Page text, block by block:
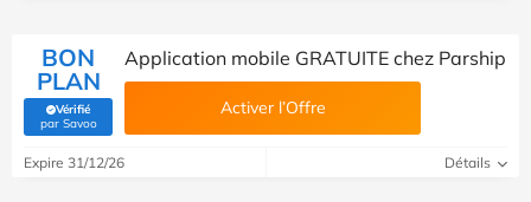
BON
PLAN
Vérifié
par Savoo(Vérifié par Savoo)
Application mobile GRATUITE chez Parship
Activer l’Offre
Expire 31/12/26 Détails